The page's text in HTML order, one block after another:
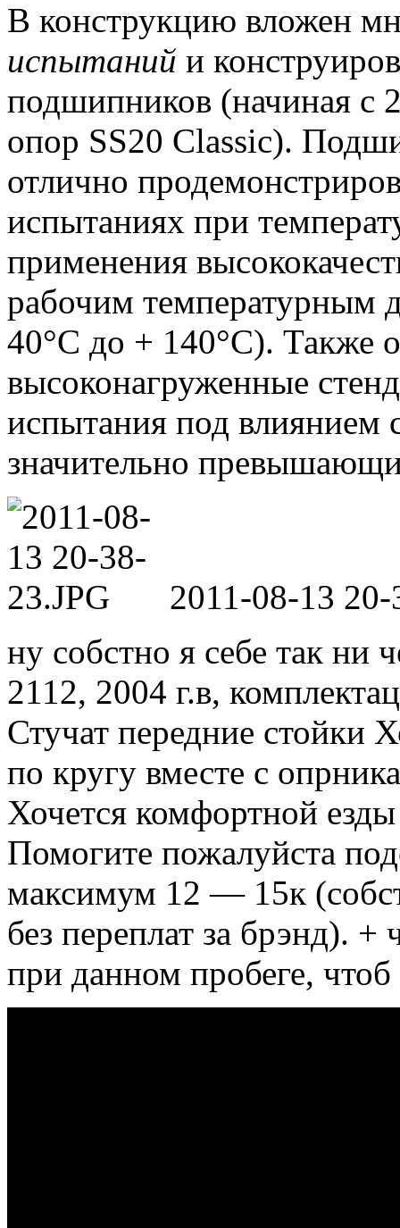
В конструкцию вложен
испытаний и
подшипников (начиная с
опор SS20 Classic).
отлично
испытаниях при
применения
рабочим температурным
40°С до + 140°С). Также
высоконагруженные
испытания под влиянием
значительно
2011-08-13 20-
ну собстно я себе так ни
2112, 2004 г.в,
Стучат передние стойки
по кругу вместе с
Хочется комфортной
Помогите пожалуйста
максимум 12 — 15к
без переплат за брэнд). +
при данном пробеге,